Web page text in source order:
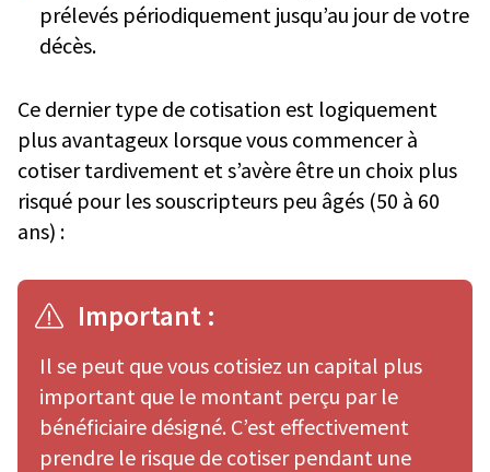
prélevés périodiquement jusqu’au jour de votre
décès.
Ce dernier type de cotisation est logiquement
plus avantageux lorsque vous commencer à
cotiser tardivement et s’avère être un choix plus
risqué pour les souscripteurs peu âgés (50 à 60
ans) :
Important :
Il se peut que vous cotisiez un capital plus
important que le montant perçu par le
bénéficiaire désigné. C’est effectivement
prendre le risque de cotiser pendant une